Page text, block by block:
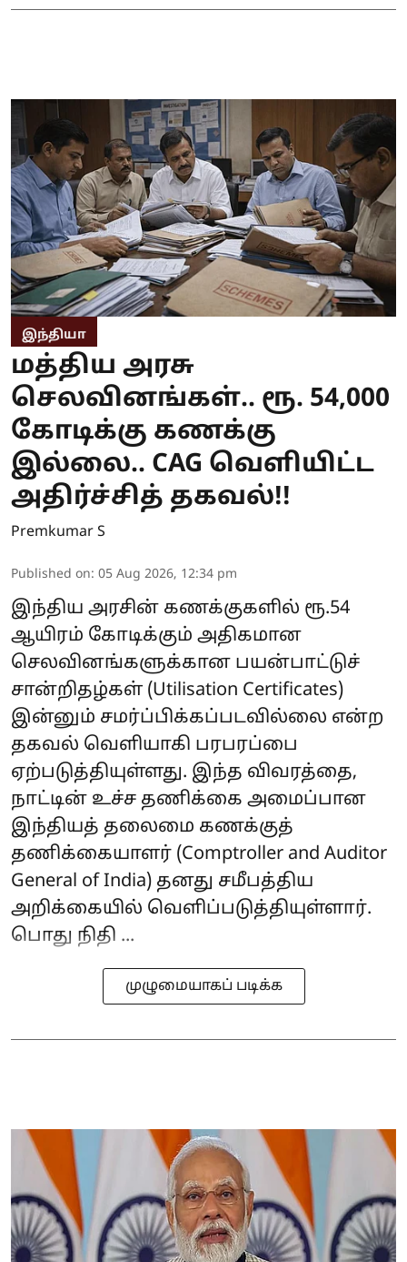
இந்தியா
மத்திய அரசு
செலவினங்கள்.. ரூ. 54,000
கோடிக்கு கணக்கு
இல்லை.. CAG வெளியிட்ட
அதிர்ச்சித் தகவல்!!
Premkumar S
Published on: 05 Aug 2026, 12:34 pm
இந்திய அரசின் கணக்குகளில் ரூ.54
ஆயிரம் கோடிக்கும் அதிகமான
செலவினங்களுக்கான பயன்பாட்டுச்
சான்றிதழ்கள் (Utilisation Certificates)
இன்னும் சமர்ப்பிக்கப்படவில்லை என்ற
தகவல் வெளியாகி பரபரப்பை
ஏற்படுத்தியுள்ளது. இந்த விவரத்தை,
நாட்டின் உச்ச தணிக்கை அமைப்பான
இந்தியத் தலைமை கணக்குத்
தணிக்கையாளர் (Comptroller and Auditor
General of India) தனது சமீபத்திய
அறிக்கையில் வெளிப்படுத்தியுள்ளார்.
பொது நிதி ...
முழுமையாகப் படிக்க